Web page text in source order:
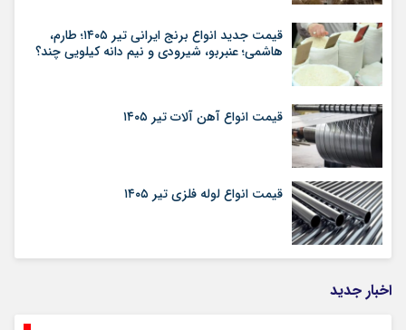
قیمت جدید انواع برنج ایرانی تیر ۱۴۰۵؛ طارم،
هاشمی؛ عنبربو، شیرودی و نیم دانه کیلویی چند؟
قیمت انواع آهن آلات تیر ۱۴۰۵
قیمت انواع لوله فلزی تیر ۱۴۰۵
اخبار جدید